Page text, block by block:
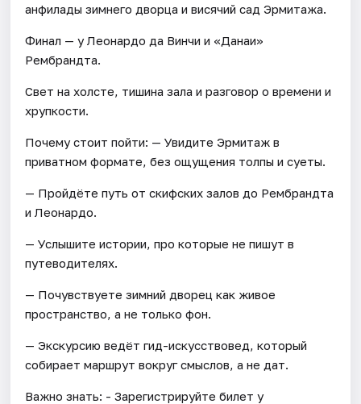
анфилады зимнего дворца и висячий сад Эрмитажа.
Финал — у Леонардо да Винчи и «Данаи»
Рембрандта.
Свет на холсте, тишина зала и разговор о времени и
хрупкости.
Почему стоит пойти: — Увидите Эрмитаж в
приватном формате, без ощущения толпы и суеты.
— Пройдёте путь от скифских залов до Рембрандта
и Леонардо.
— Услышите истории, про которые не пишут в
путеводителях.
— Почувствуете зимний дворец как живое
пространство, а не только фон.
— Экскурсию ведёт гид-искусствовед, который
собирает маршрут вокруг смыслов, а не дат.
Важно знать: - Зарегистрируйте билет у